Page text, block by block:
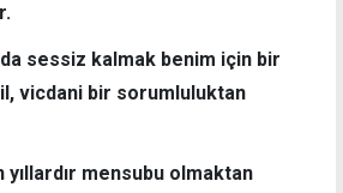
sessiz kalmak benim için bir
vicdani bir sorumluluktan
yıllardır mensubu olmaktan